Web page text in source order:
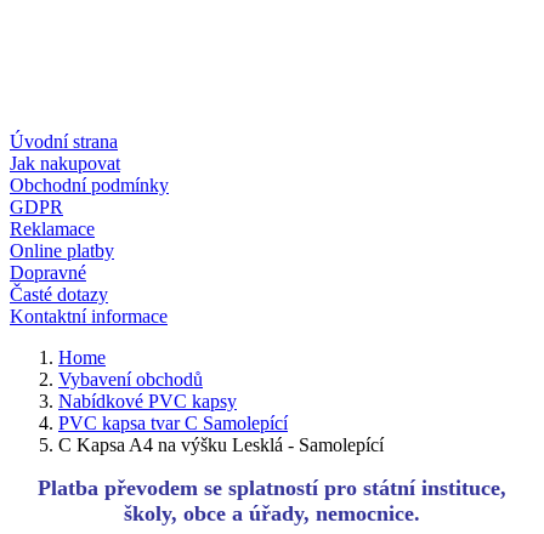
Úvodní strana
Jak nakupovat
Obchodní podmínky
GDPR
Reklamace
Online platby
Dopravné
Časté dotazy
Kontaktní informace
Home
Vybavení obchodů
Nabídkové PVC kapsy
PVC kapsa tvar C Samolepící
C Kapsa A4 na výšku Lesklá - Samolepící
Platba převodem se splatností pro státní instituce,
školy, obce a úřady, nemocnice.